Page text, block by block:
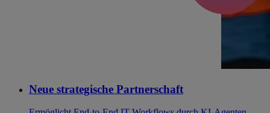
Neue strategische Partnerschaft